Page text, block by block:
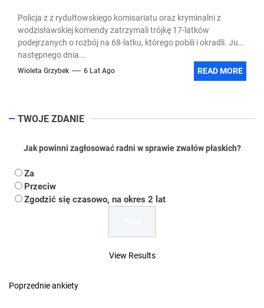
Policja z z rydułtowskiego komisariatu oraz kryminalni z
wodzisławskiej komendy zatrzymali trójkę 17-latków
podejrzanych o rozbój na 68-latku, którego pobili i okradli. Już
następnego dnia...
Wioleta Grzybek 6 Lat Ago READ MORE
TWOJE ZDANIE
Jak powinni zagłosować radni w sprawie zwałów płaskich?
Za
Przeciw
Zgodzić się czasowo, na okres 2 lat
View Results
Poprzednie ankiety